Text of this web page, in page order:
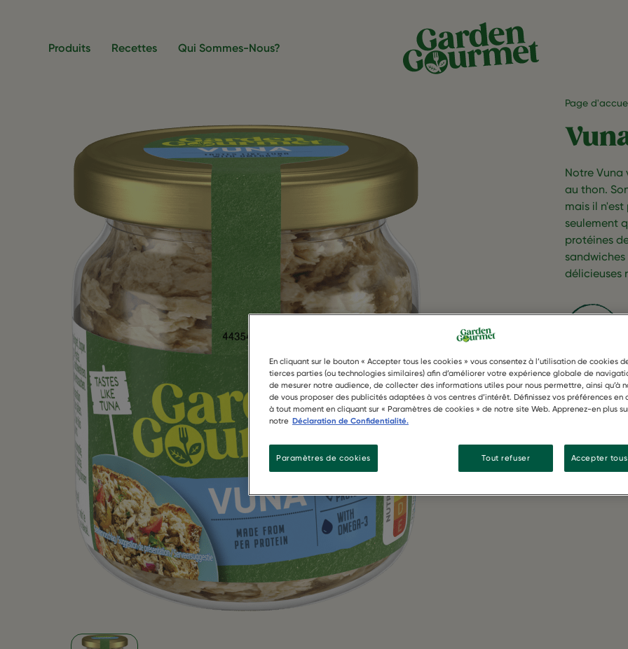
Produits Recettes Qui Sommes-Nous?
Notre Vuna
au thon.
mais il
seulement
protéines
délicieuses
Page
En cliquant sur le bouton « Accepter tous les cookies » vous consentez à l’utilisation de cookies
tierces parties (ou technologies similaires) afin d’améliorer votre expérience globale de
de mesurer notre audience, de collecter des informations utiles pour nous permettre, ainsi qu’à
de vous proposer des publicités adaptées à vos centres d’intérêt. Définissez vos préférences en
à tout moment en cliquant sur « Paramètres de cookies » de notre site Web. Apprenez-en plus
notre Déclaration de Confidentialité.
Paramètres de cookies Tout refuser Accepter